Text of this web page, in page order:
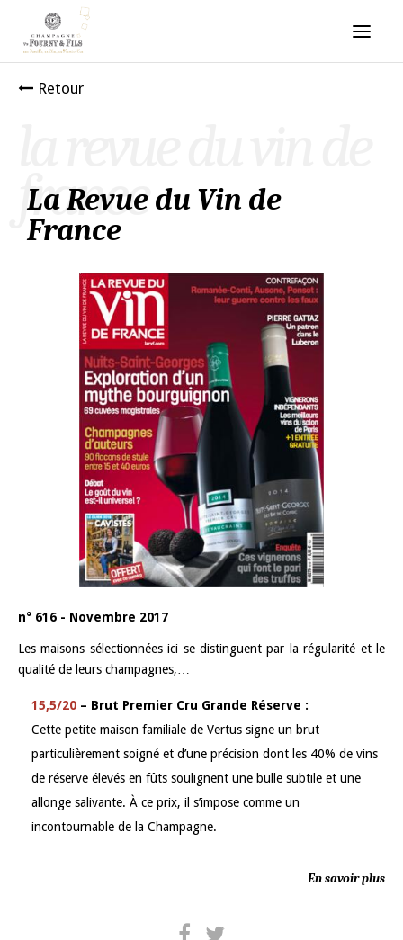
Retour
france
La Revue du Vin de
France
n° 616 - Novembre 2017
Les maisons sélectionnées ici se distinguent par la régularité et le
qualité de leurs champagnes,…
15,5/20 – Brut Premier Cru Grande Réserve :
Cette petite maison familiale de Vertus signe un brut
particulièrement soigné et d’une précision dont les 40% de vins
de réserve élevés en fûts soulignent une bulle subtile et une
allonge salivante. À ce prix, il s’impose comme un
incontournable de la Champagne.
En savoir plus